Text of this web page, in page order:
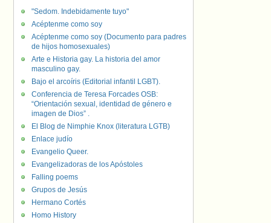
"Sedom. Indebidamente tuyo"
Acéptenme como soy
Acéptenme como soy (Documento para padres
de hijos homosexuales)
Arte e Historia gay. La historia del amor
masculino gay.
Bajo el arcoíris (Editorial infantil LGBT).
Conferencia de Teresa Forcades OSB:
“Orientación sexual, identidad de género e
imagen de Dios” .
El Blog de Nimphie Knox (literatura LGTB)
Enlace judío
Evangelio Queer.
Evangelizadoras de los Apóstoles
Falling poems
Grupos de Jesús
Hermano Cortés
Homo History